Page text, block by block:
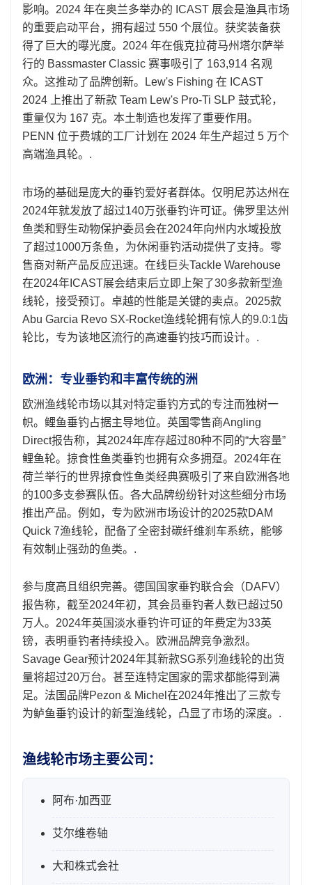
影响。2024 年在奥兰多举办的 ICAST 展会是渔具市场
的重要启动平台，拥有超过 550 个展位。获奖装备获
得了巨大的曝光度。2024 年在俄克拉荷马州塔尔萨举
行的 Bassmaster Classic 赛事吸引了 163,914 名观
众。这推动了品牌创新。Lew's Fishing 在 ICAST
2024 上推出了新款 Team Lew's Pro-Ti SLP 鼓式轮，
重量仅为 167 克。本土制造也发挥了重要作用。
PENN 位于费城的工厂计划在 2024 年生产超过 5 万个
高端渔具轮。.
市场的基础是庞大的垂钓爱好者群体。仅明尼苏达州在
2024年就发放了超过140万张垂钓许可证。佛罗里达州
鱼类和野生动物保护委员会在2024年向州内水域投放
了超过1000万条鱼，为休闲垂钓活动提供了支持。零
售商对新产品反应迅速。在线巨头Tackle Warehouse
在2024年ICAST展会结束后立即上架了30多款新型渔
线轮，接受预订。卓越的性能是关键的卖点。2025款
Abu Garcia Revo SX-Rocket渔线轮拥有惊人的9.0:1齿
轮比，专为该地区流行的高速垂钓技巧而设计。.
欧洲：专业垂钓和丰富传统的洲
欧洲渔线轮市场以其对特定垂钓方式的专注而独树一
帜。鲤鱼垂钓占据主导地位。英国零售商Angling
Direct报告称，其2024年库存超过80种不同的“大容量”
鲤鱼轮。掠食性鱼类垂钓也拥有众多拥趸。2024年在
荷兰举行的世界掠食性鱼类经典赛吸引了来自欧洲各地
的100多支参赛队伍。各大品牌纷纷针对这些细分市场
推出产品。例如，专为欧洲市场设计的2025款DAM
Quick 7渔线轮，配备了全密封碳纤维刹车系统，能够
有效制止强劲的鱼类。.
参与度高且组织完善。德国国家垂钓联合会（DAFV）
报告称，截至2024年初，其会员垂钓者人数已超过50
万人。2024年英国淡水垂钓许可证的年费定为33英
镑，表明垂钓者持续投入。欧洲品牌竞争激烈。
Savage Gear预计2024年其新款SG系列渔线轮的出货
量将超过20万台。甚至连特定国家的需求都能得到满
足。法国品牌Pezon & Michel在2024年推出了三款专
为鲈鱼垂钓设计的新型渔线轮，凸显了市场的深度。.
渔线轮市场主要公司：
阿布·加西亚
艾尔维卷轴
大和株式会社